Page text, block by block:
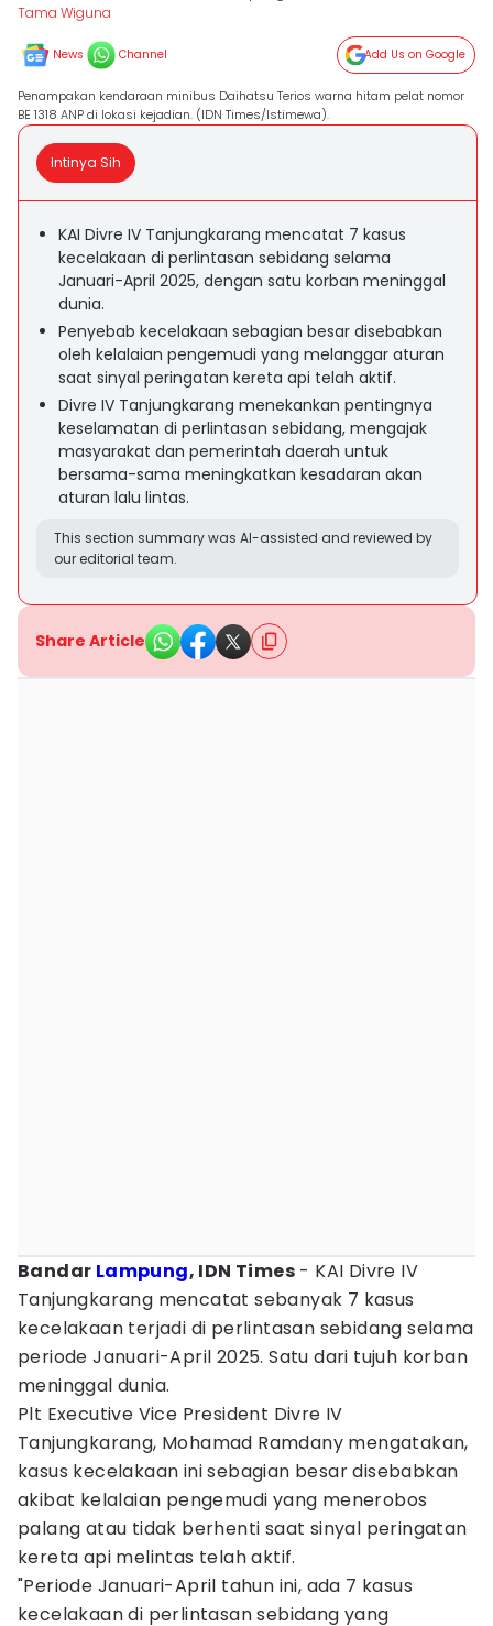
Tama Wiguna
News Channel Add Us on Google
Penampakan kendaraan minibus Daihatsu Terios warna hitam pelat nomor
BE 1318 ANP di lokasi kejadian. (IDN Times/Istimewa).
Intinya Sih
KAI Divre IV Tanjungkarang mencatat 7 kasus
kecelakaan di perlintasan sebidang selama
Januari-April 2025, dengan satu korban meninggal
dunia.
Penyebab kecelakaan sebagian besar disebabkan
oleh kelalaian pengemudi yang melanggar aturan
saat sinyal peringatan kereta api telah aktif.
Divre IV Tanjungkarang menekankan pentingnya
keselamatan di perlintasan sebidang, mengajak
masyarakat dan pemerintah daerah untuk
bersama-sama meningkatkan kesadaran akan
aturan lalu lintas.
This section summary was AI-assisted and reviewed by
our editorial team.
Share Article
Bandar Lampung, IDN Times - KAI Divre IV
Tanjungkarang mencatat sebanyak 7 kasus
kecelakaan terjadi di perlintasan sebidang selama
periode Januari-April 2025. Satu dari tujuh korban
meninggal dunia.
Plt Executive Vice President Divre IV
Tanjungkarang, Mohamad Ramdany mengatakan,
kasus kecelakaan ini sebagian besar disebabkan
akibat kelalaian pengemudi yang menerobos
palang atau tidak berhenti saat sinyal peringatan
kereta api melintas telah aktif.
"Periode Januari-April tahun ini, ada 7 kasus
kecelakaan di perlintasan sebidang yang